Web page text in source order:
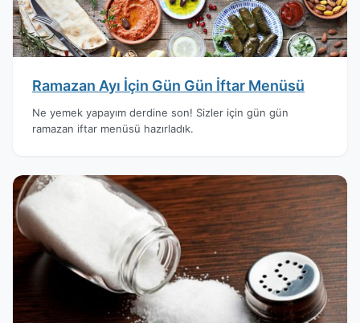
Ramazan Ayı İçin Gün Gün İftar Menüsü
Ne yemek yapayım derdine son! Sizler için gün gün
ramazan iftar menüsü hazırladık.